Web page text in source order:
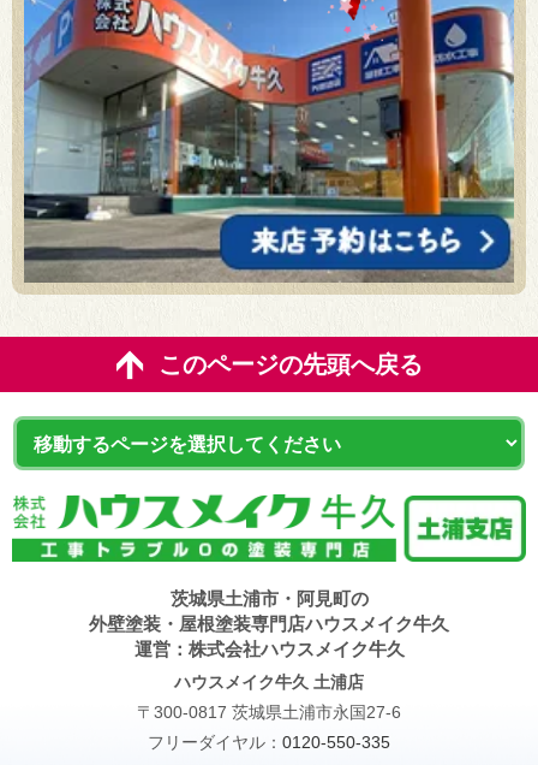
このページの先頭へ戻る
茨城県土浦市・阿見町の
外壁塗装・屋根塗装専門店ハウスメイク牛久
運営：株式会社ハウスメイク牛久
ハウスメイク牛久 土浦店
〒300-0817 茨城県土浦市永国27-6
フリーダイヤル： 0120-550-335